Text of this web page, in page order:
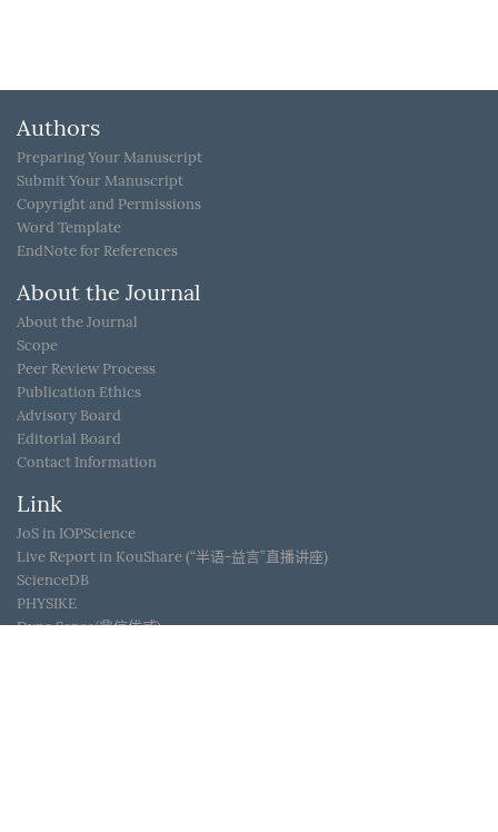
Authors
Preparing Your Manuscript
Submit Your Manuscript
Copyright and Permissions
Word Template
EndNote for References
About the Journal
About the Journal
Scope
Peer Review Process
Publication Ethics
Advisory Board
Editorial Board
Contact Information
Link
JoS in IOPScience
Live Report in KouShare (“半语-益言”直播讲座)
ScienceDB
PHYSIKE
Dyna Sense(鼎信优威)